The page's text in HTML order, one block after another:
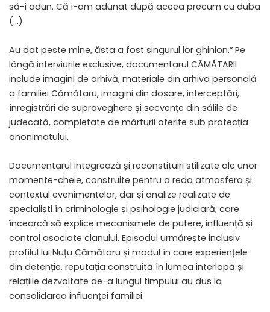
să-i adun. Că i-am adunat după aceea precum cu duba
(…)
Au dat peste mine, ăsta a fost singurul lor ghinion.” Pe
lângă interviurile exclusive, documentarul CĂMĂTARII
include imagini de arhivă, materiale din arhiva personală
a familiei Cămătaru, imagini din dosare, interceptări,
înregistrări de supraveghere și secvențe din sălile de
judecată, completate de mărturii oferite sub protecția
anonimatului.
Documentarul integrează și reconstituiri stilizate ale unor
momente-cheie, construite pentru a reda atmosfera și
contextul evenimentelor, dar și analize realizate de
specialiști în criminologie și psihologie judiciară, care
încearcă să explice mecanismele de putere, influență și
control asociate clanului. Episodul urmărește inclusiv
profilul lui Nuțu Cămătaru și modul în care experiențele
din detenție, reputația construită în lumea interlopă și
relațiile dezvoltate de-a lungul timpului au dus la
consolidarea influenței familiei.